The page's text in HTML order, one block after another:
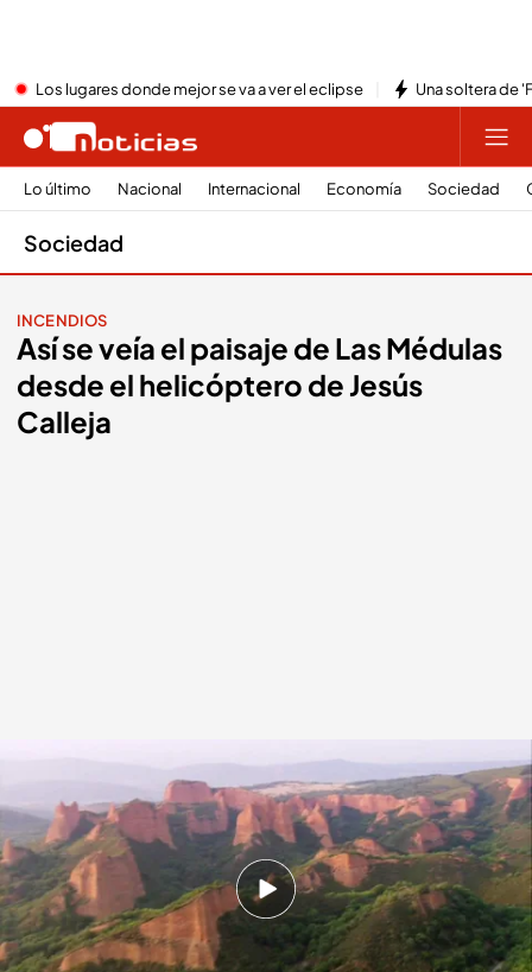
Los lugares donde mejor se va a ver el eclipse Una soltera de
Lo último Nacional Internacional Economía Sociedad
Sociedad
INCENDIOS
Así se veía el paisaje de Las Médulas
desde el helicóptero de Jesús
Calleja
Hace justo siete años, Jesús Calleja mostró los impresionantes paisajes de
Las Médulas desde el aire en 'Volando voy'
Noticias Cuatro
Redacción digital Noticias Cuatro
11 AGO 2025 - 15:06h.
Hace justo siete años, Jesús Calleja mostró los